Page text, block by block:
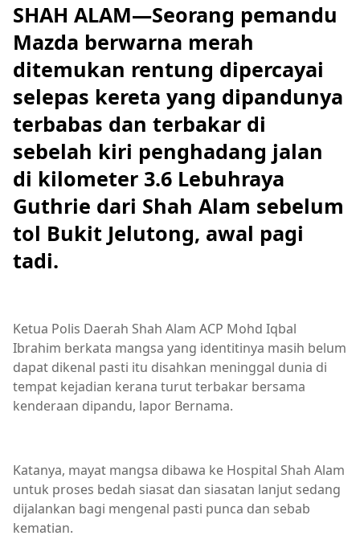
SHAH ALAM—Seorang pemandu
Mazda berwarna merah
ditemukan rentung dipercayai
selepas kereta yang dipandunya
terbabas dan terbakar di
sebelah kiri penghadang jalan
di kilometer 3.6 Lebuhraya
Guthrie dari Shah Alam sebelum
tol Bukit Jelutong, awal pagi
tadi.
Ketua Polis Daerah Shah Alam ACP Mohd Iqbal
Ibrahim berkata mangsa yang identitinya masih belum
dapat dikenal pasti itu disahkan meninggal dunia di
tempat kejadian kerana turut terbakar bersama
kenderaan dipandu, lapor Bernama.
Katanya, mayat mangsa dibawa ke Hospital Shah Alam
untuk proses bedah siasat dan siasatan lanjut sedang
dijalankan bagi mengenal pasti punca dan sebab
kematian.